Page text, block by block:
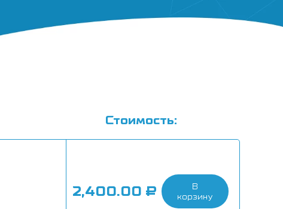
Стоимость:
2,400.00 ₽
В
корзину